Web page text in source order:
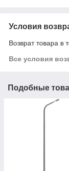
Условия
Возврат товара в
Все условия
Подобные